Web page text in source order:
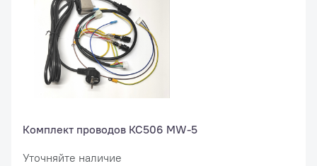
Комплект проводов КС506 MW-5
Уточняйте наличие